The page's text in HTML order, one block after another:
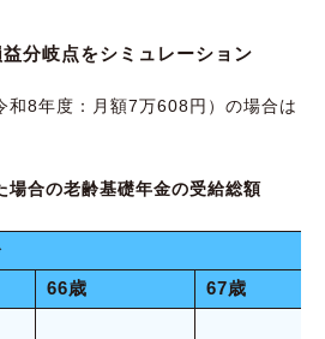
益分岐点をシミュレーション
和8年度：月額7万608円）の場合は
場合の老齢基礎年金の受給総額
66歳
67歳